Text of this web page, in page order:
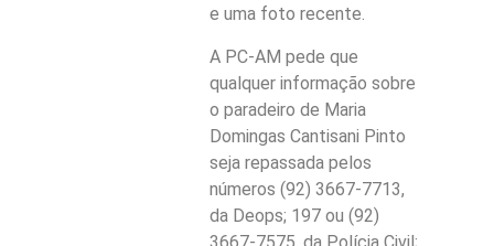
e uma foto recente.
A PC-AM pede que
qualquer informação sobre
o paradeiro de Maria
Domingas Cantisani Pinto
seja repassada pelos
números (92) 3667-7713,
da Deops; 197 ou (92)
3667-7575, da Polícia Civil;